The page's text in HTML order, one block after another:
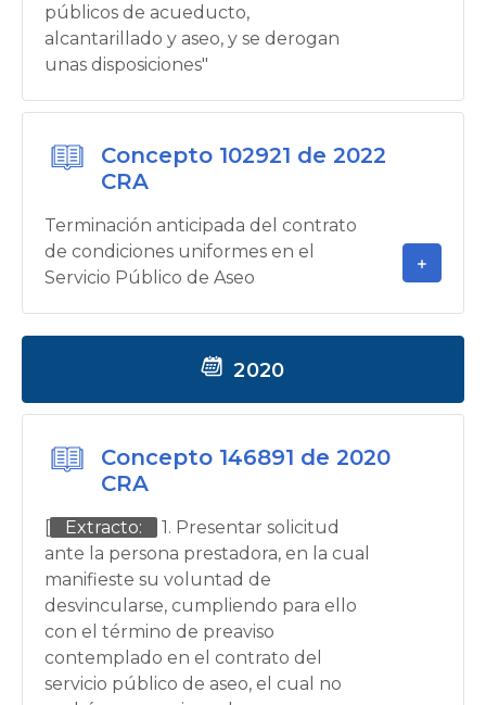
públicos de acueducto,
alcantarillado y aseo, y se derogan
unas disposiciones"
Concepto 102921 de 2022
CRA
Terminación anticipada del contrato
de condiciones uniformes en el
Servicio Público de Aseo
2020
Concepto 146891 de 2020
CRA
[ Extracto:
1. Presentar solicitud
ante la persona prestadora, en la cual
manifieste su voluntad de
desvincularse, cumpliendo para ello
con el término de preaviso
contemplado en el contrato del
servicio público de aseo, el cual no